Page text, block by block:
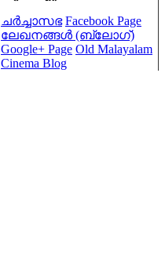
ചര്‍ച്ചാസഭ Facebook Page
ലേഖനങ്ങള്‍ (ബ്ലോഗ്)
Google+ Page Old Malayalam
Cinema Blog